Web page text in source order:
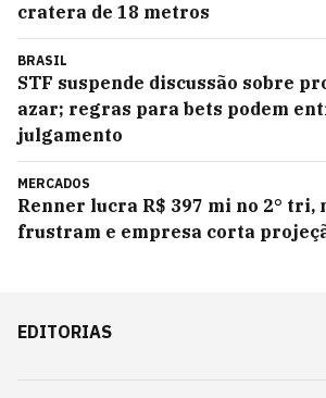
cratera de 18 metros
BRASIL
STF suspende discussão sobre
azar; regras para bets podem
julgamento
MERCADOS
Renner lucra R$ 397 mi no 2° tri,
frustram e empresa corta
EDITORIAS